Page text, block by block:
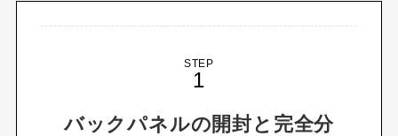
STEP
バックパネルの開封と完全分